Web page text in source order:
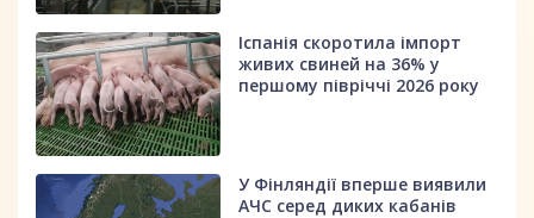
Іспанія скоротила імпорт
живих свиней на 36% у
першому півріччі 2026 року
У Фінляндії вперше виявили
АЧС серед диких кабанів